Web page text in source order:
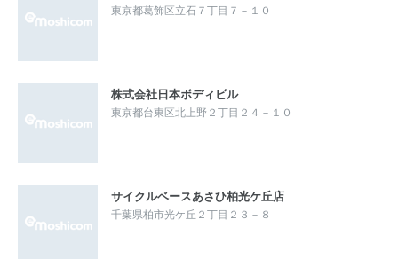
東京都葛飾区立石７丁目７－１０
株式会社日本ボディビル
東京都台東区北上野２丁目２４－１０
サイクルベースあさひ柏光ケ丘店
千葉県柏市光ケ丘２丁目２３－８